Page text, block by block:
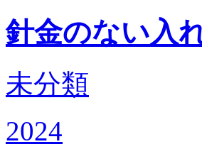
針金のない入
未分類
2024